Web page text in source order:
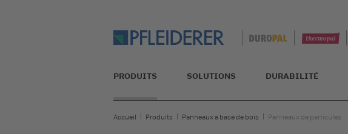
PRODUITS SOLUTIONS DURABILITÉ
Accueil Produits Panneaux à base de bois Panneaux de particules